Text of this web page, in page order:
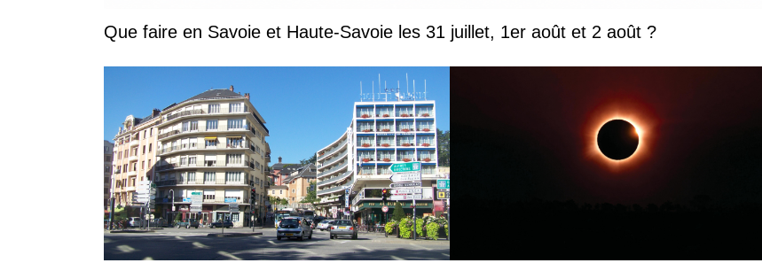
Que faire en Savoie et Haute-Savoie les 31 juillet, 1er août et 2 août ?